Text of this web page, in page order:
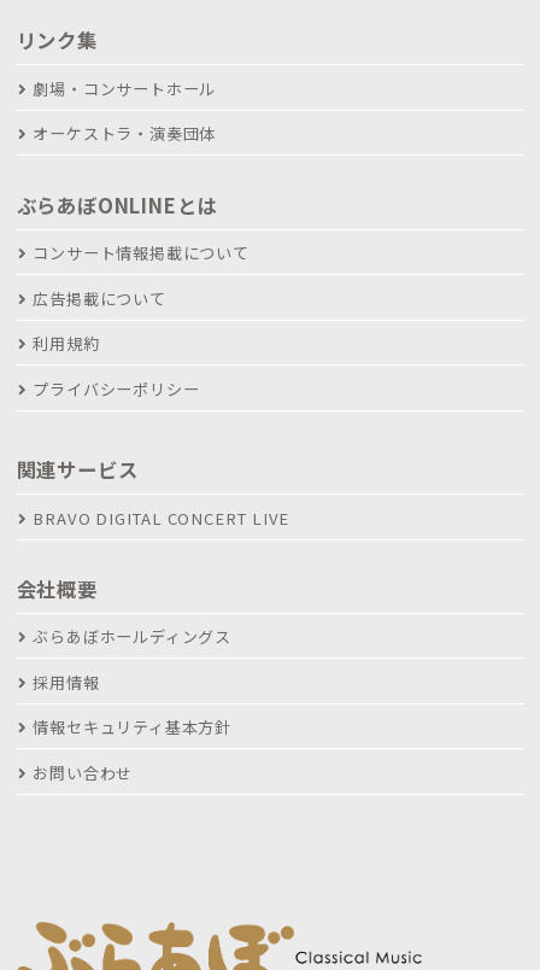
リンク集
劇場・コンサートホール
オーケストラ・演奏団体
ぶらあぼONLINEとは
コンサート情報掲載について
広告掲載について
利用規約
プライバシーポリシー
関連サービス
BRAVO DIGITAL CONCERT LIVE
会社概要
ぶらあぼホールディングス
採用情報
情報セキュリティ基本方針
お問い合わせ